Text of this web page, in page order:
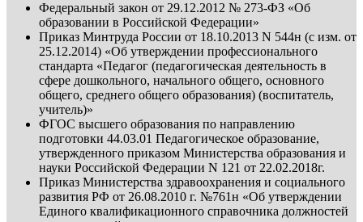
Федеральный закон от 29.12.2012 № 273-ФЗ «Об
образовании в Российской Федерации»
Приказ Минтруда России от 18.10.2013 N 544н (с изм. от
25.12.2014) «Об утверждении профессионального
стандарта «Педагог (педагогическая деятельность в
сфере дошкольного, начального общего, основного
общего, среднего общего образования) (воспитатель,
учитель)»
ФГОС высшего образования по направлению
подготовки 44.03.01 Педагогическое образование,
утвержденного приказом Министерства образования и
науки Российской Федерации N 121 от 22.02.2018г.
Приказ Министерства здравоохранения и социального
развития РФ от 26.08.2010 г. №761н «Об утверждении
Единого квалификационного справочника должностей